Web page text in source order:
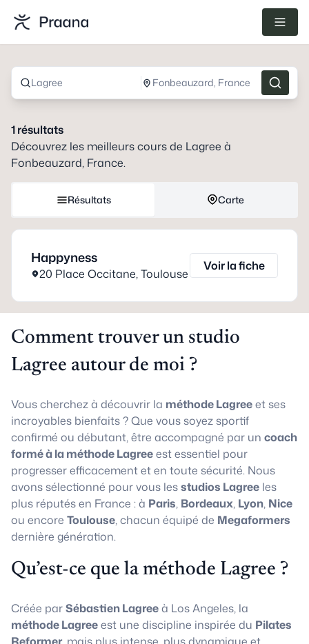
Lagree Fonbeauzard, France
1résultats
Découvrez les meilleurs cours de Lagree à
Fonbeauzard, France.
Résultats Carte
Happyness
20 Place Occitane,Toulouse
Voir la fiche
Comment trouver un studio
Lagree autour de moi ?
Vous cherchez à découvrir la méthode Lagreeet ses
incroyables bienfaits ? Que vous soyez sportif
confirmé ou débutant, être accompagné par un coach
formé à la méthode Lagreeest essentiel pour
progresser efficacement et en toute sécurité. Nous
avons sélectionné pour vous lesstudios Lagree les
plus réputés en France : à Paris, Bordeaux, Lyon, Nice
ou encore Toulouse, chacun équipé de Megaformers
dernière génération.
Qu’est-ce que la méthode Lagree ?
Créée parSébastien Lagreeà Los Angeles, la
méthode Lagreeest une discipline inspirée du Pilates